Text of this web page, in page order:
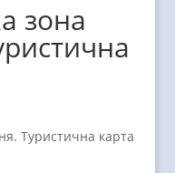
зона
Туристична карта